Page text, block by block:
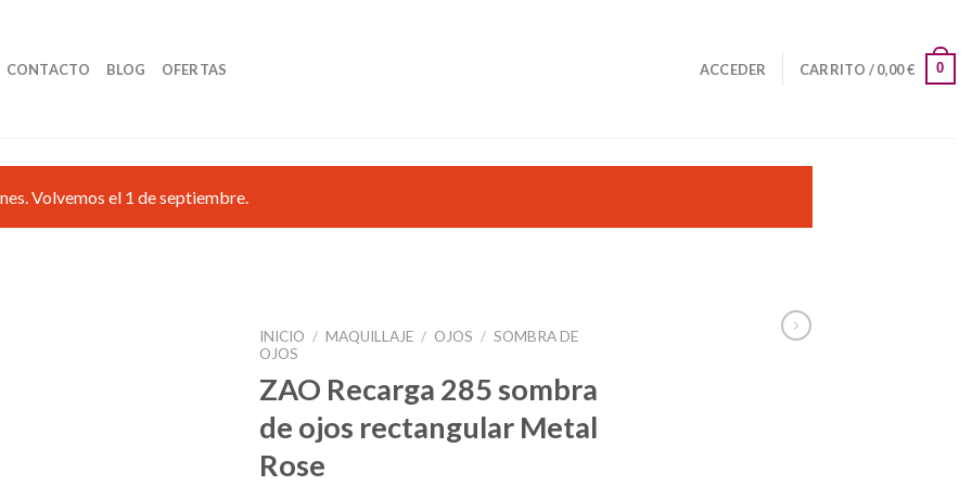
CONTACTO BLOG OFERTAS ACCEDER CARRITO /0,00€ 0
Volvemos el 1 de septiembre.
INICIO / MAQUILLAJE / OJOS / SOMBRA DE
OJOS
ZAO Recarga 285 sombra
de ojos rectangular Metal
Rose